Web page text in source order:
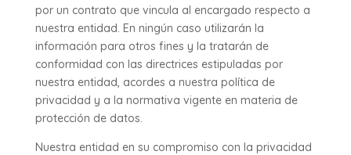
por un contrato que vincula al encargado respecto a
nuestra entidad. En ningún caso utilizarán la
información para otros fines y la tratarán de
conformidad con las directrices estipuladas por
nuestra entidad, acordes a nuestra política de
privacidad y a la normativa vigente en materia de
protección de datos.
Nuestra entidad en su compromiso con la privacidad